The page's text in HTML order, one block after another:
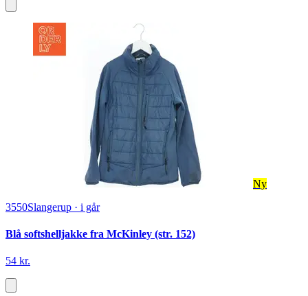
Ny
3550Slangerup · i går
Blå softshelljakke fra McKinley (str. 152)
54 kr.